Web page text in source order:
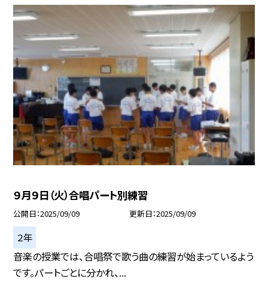
９月９日（火）合唱パート別練習
公開日 2025/09/09 更新日 2025/09/09
２年
音楽の授業では、合唱祭で歌う曲の練習が始まっているよう
です。パートごとに分かれ、...